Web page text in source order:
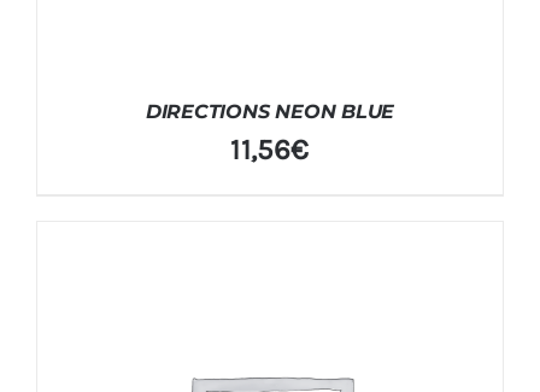
DIRECTIONS NEON BLUE
11,56€